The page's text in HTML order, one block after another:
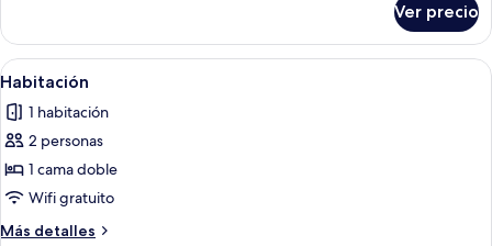
cama
matrimonial
o
2
individuales
Deluxe
con
1
matrimonial
o
individuales
Ver precio
Abrir
todas
las
fotos
de
Habitación
Una piscina en la azotea con
16
Habitación
1 habitación
2 personas
1 cama doble
Wifi gratuito
Más detalles
Más